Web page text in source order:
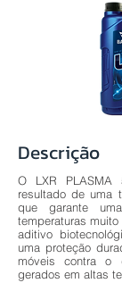
Descrição
O LXR
resultado de uma
que garante
temperaturas
aditivo
uma proteção
móveis contra o
gerados em altas